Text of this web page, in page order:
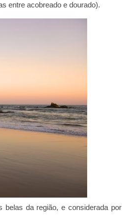
entre acobreado e dourado).
da região, e considerada por